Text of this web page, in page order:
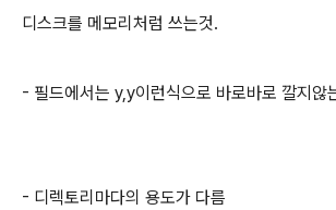
디스크를 메모리처럼 쓰는것.
- 필드에서는 y,y이런식으로 바로바로 깔지않
- 디렉토리마다의 용도가 다름